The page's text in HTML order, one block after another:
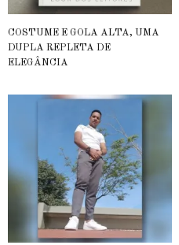
COSTUME E GOLA ALTA, UMA
DUPLA REPLETA DE
ELEGÂNCIA